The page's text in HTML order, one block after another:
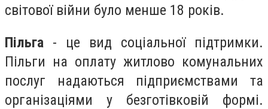
світової війни було менше 18 років.
Пільга - це вид соціальної підтримки.
Пільги на оплату житлово комунальних
послуг надаютьcя підприємствами та
організаціями у безготівковій формі.